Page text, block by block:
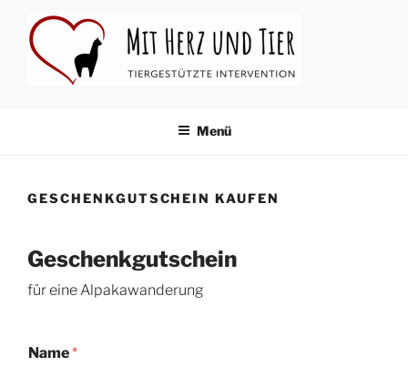
Inhalt
springen
Menü
GESCHENKGUTSCHEIN KAUFEN
Geschenkgutschein
für eine Alpakawanderung
Name*